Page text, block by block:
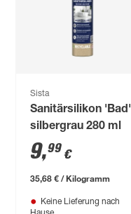
Sista
Sanitärsilikon 'Bad'
silbergrau 280 ml
9,99 €
35,68 € / Kilogramm
Keine Lieferung nach